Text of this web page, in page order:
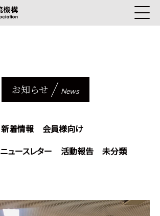
お知らせ News
新着情報
会員様向け
ニュースレター 活動報告 未分類